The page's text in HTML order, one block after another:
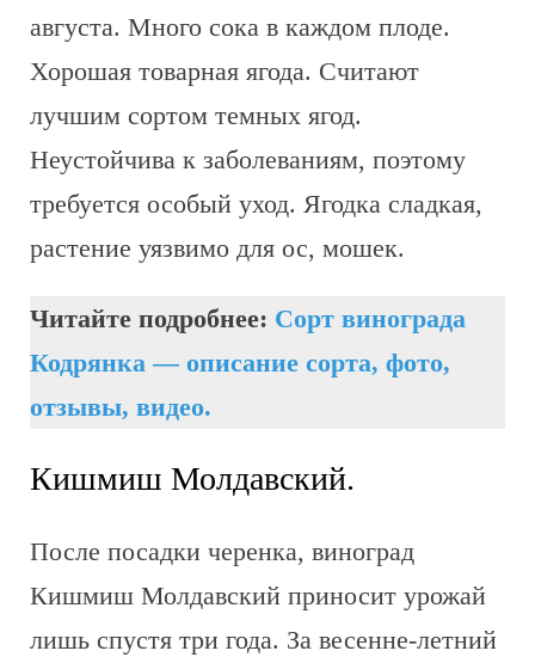
августа. Много сока в каждом плоде.
Хорошая товарная ягода. Считают
лучшим сортом темных ягод.
Неустойчива к заболеваниям, поэтому
требуется особый уход. Ягодка сладкая,
растение уязвимо для ос, мошек.
Читайте подробнее: Сорт винограда
Кодрянка — описание сорта, фото,
отзывы, видео.
Кишмиш Молдавский.
После посадки черенка, виноград
Кишмиш Молдавский приносит урожай
лишь спустя три года. За весенне-летний